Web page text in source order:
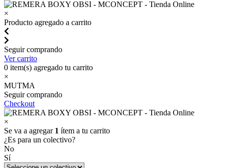
×
Producto agregado a carrito
Seguir comprando
Ver carrito
0 item(s) agregado tu carrito
×
MUTMA
Seguir comprando
Checkout
×
Se va a agregar 1 ítem a tu carrito
¿Es para un colectivo?
No
Sí